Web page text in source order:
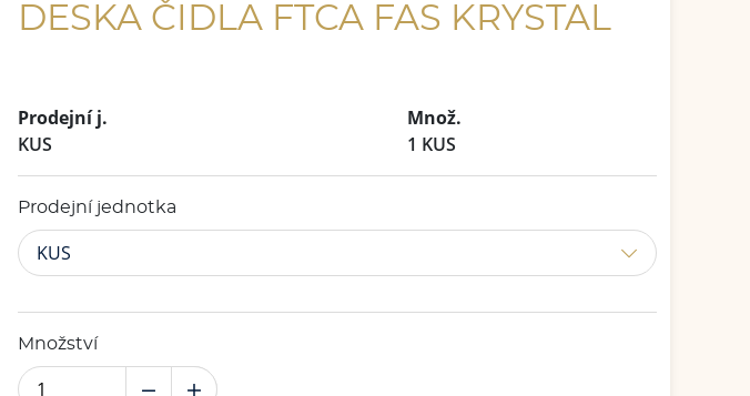
DESKA ČIDLA FTCA FAS KRYSTAL
Prodejní j.
Množ.
KUS
1 KUS
Prodejní jednotka
KUS
Množství